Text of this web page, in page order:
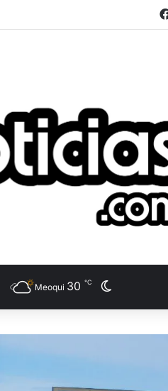
Meoqui 30 ℃